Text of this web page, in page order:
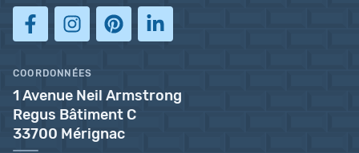
COORDONNÉES
1 Avenue Neil Armstrong
Regus Bâtiment C
33700 Mérignac